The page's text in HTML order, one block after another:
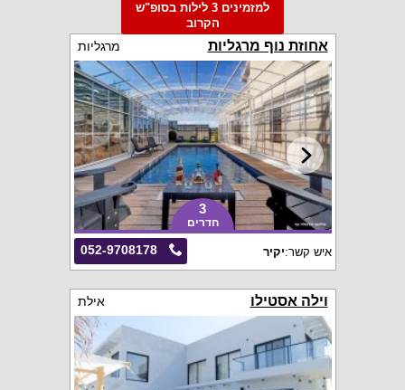
למזמינים 3 לילות בסופ"ש
הקרוב
אחוזת נוף מרגליות מרגליות
3
חדרים
052-9708178 איש קשר:יקיר
וילה אסטילו אילת